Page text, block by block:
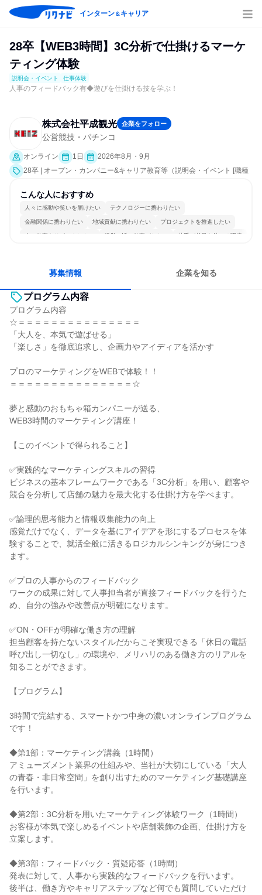
インターン＆キャリア
28卒【WEB3時間】3C分析で仕掛けるマーケ
ティング体験
説明会・イベント 仕事体験
人事のフィードバック有◆遊びを仕掛ける技を学ぶ！
株式会社平成観光 企業をフォロー
公営競技・パチンコ
オンライン 1日
2026年8月・9月
28卒 | オープン・カンパニー&キャリア教育等（説明会・イベント [職種
こんな人におすすめ
人々に感動や笑いを届けたい テクノロジーに携わりたい
金融関係に携わりたい 地域貢献に携わりたい プロジェクトを推進したい
人の仕事をサポートしたい 経営に近い仕事がしたい 若手が裁量を持てる環境
募集情報 企業を知る
プログラム内容
プログラム内容
☆＝＝＝＝＝＝＝＝＝＝＝＝＝＝＝
「大人を、本気で遊ばせる」
「楽しさ」を徹底追求し、企画力やアイディアを活かす
プロのマーケティングをWEBで体験！！
＝＝＝＝＝＝＝＝＝＝＝＝＝＝＝☆
夢と感動のおもちゃ箱カンパニーが送る、
WEB3時間のマーケティング講座！
【このイベントで得られること】
✅️実践的なマーケティングスキルの習得
ビジネスの基本フレームワークである「3C分析」を用い、顧客や
競合を分析して店舗の魅力を最大化する仕掛け方を学べます。
✅️論理的思考能力と情報収集能力の向上
感覚だけでなく、データを基にアイデアを形にするプロセスを体
験することで、就活全般に活きるロジカルシンキングが身につき
ます。
✅️プロの人事からのフィードバック
ワークの成果に対して人事担当者が直接フィードバックを行うた
め、自分の強みや改善点が明確になります。
✅️ON・OFFが明確な働き方の理解
担当顧客を持たないスタイルだからこそ実現できる「休日の電話
呼び出し一切なし」の環境や、メリハリのある働き方のリアルを
知ることができます。
【プログラム】
3時間で完結する、スマートかつ中身の濃いオンラインプログラム
です！
◆第1部：マーケティング講義（1時間）
アミューズメント業界の仕組みや、当社が大切にしている「大人
の青春・非日常空間」を創り出すためのマーケティング基礎講座
を行います。
◆第2部：3C分析を用いたマーケティング体験ワーク（1時間）
お客様が本気で楽しめるイベントや店舗装飾の企画、仕掛け方を
立案します。
◆第3部：フィードバック・質疑応答（1時間）
発表に対して、人事から実践的なフィードバックを行います。
後半は、働き方やキャリアステップなど何でも質問していただけ